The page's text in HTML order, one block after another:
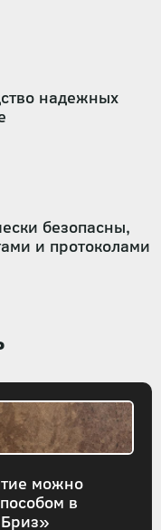
надежных
безопасны,
и протоколами
можно
в